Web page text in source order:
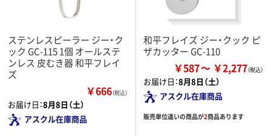
ステンレスピーラー ジー・ク
ック GC-115 1個 オールステ
ンレス 皮むき器 和平フレイ
ズ
￥666（税込）
お届け日：8月8日（土）
アスクル在庫商品
和平フレイズ ジー・クック ピ
ザカッター GC-110
￥587 ￥2,277
お届け日：8月8日（土）
アスクル在庫商品
販売単位違いの商品が2商品あります